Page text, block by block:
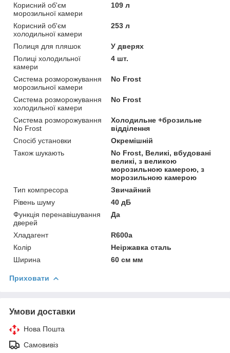
Корисний об'єм
морозильної камери
109 л
Корисний об'єм
холодильної камери
253 л
Полиця для пляшок
У дверях
Полиці холодильної
камери
4 шт.
Система розморожування
морозильної камери
No Frost
Система розморожування
холодильної камери
No Frost
Система розморожування
No Frost
Холодильне +брозильне
відділення
Спосіб установки
Окремішній
Також шукають
No Frost, Великі, вбудовані
великі, з великою
морозильною камерою, з
морозильною камерою
Тип компресора
Звичайний
Рівень шуму
40 дБ
Функція перенавішування
дверей
Да
Хладагент
R600a
Колір
Неіржавка сталь
Ширина
60 см мм
Приховати
Умови доставки
Нова Пошта
Самовивіз